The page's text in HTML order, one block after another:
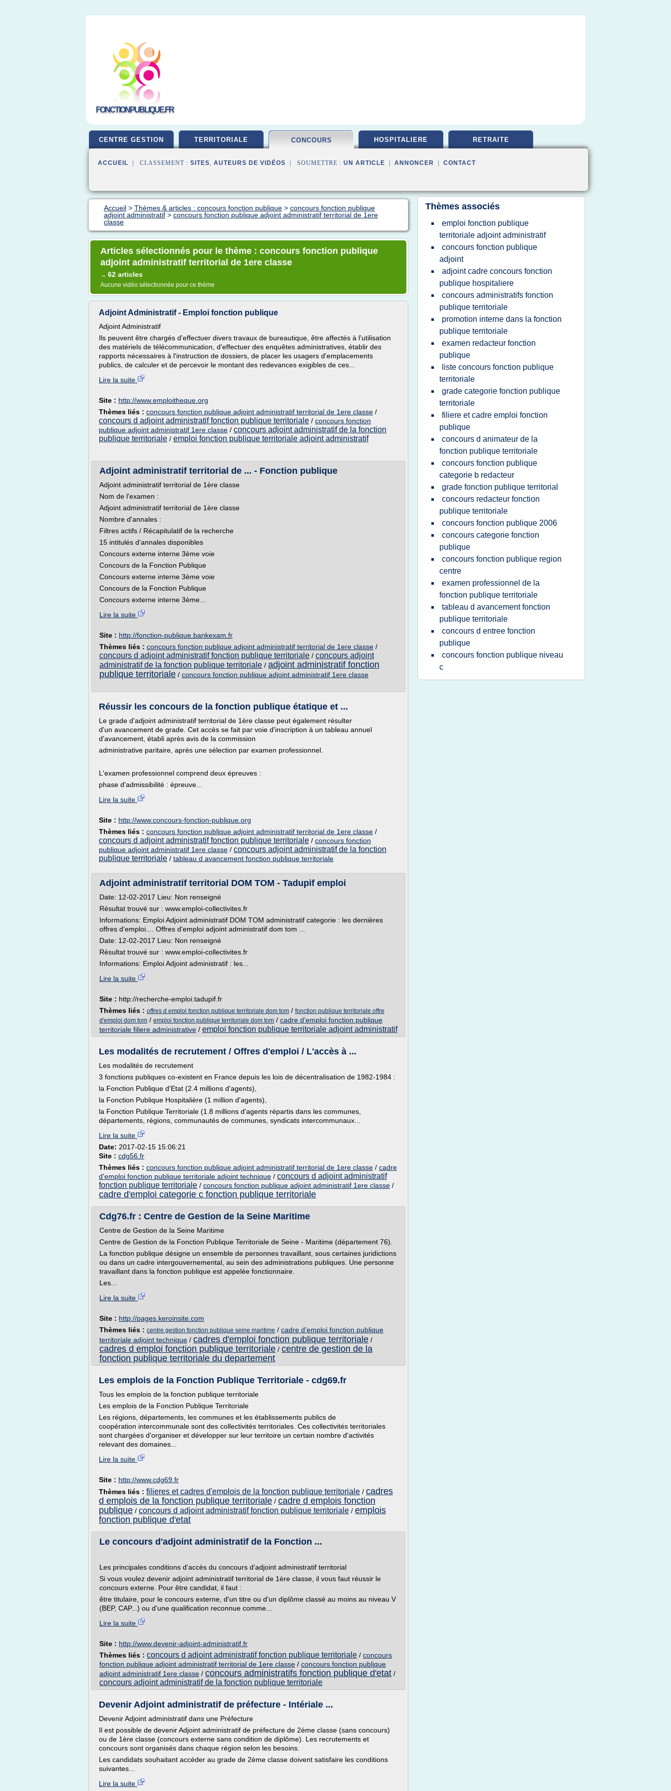
FONCTIONPUBLIQUE.FR
CENTRE GESTION TERRITORIALE CONCOURS HOSPITALIERE RETRAITE
ACCUEIL | CLASSEMENT : SITES, AUTEURS DE VIDÉOS | SOUMETTRE : UN ARTICLE ANNONCER CONTACT
Accueil > Thèmes & articles : concours fonction publique > concours fonction publique
adjoint administratif > concours fonction publique adjoint administratif territorial de 1ere
classe
Articles sélectionnés pour le thème : concours fonction publique
adjoint administratif territorial de 1ere classe
→ 62 articles
Aucune vidéo sélectionnée pour ce thème
Adjoint Administratif - Emploi fonction publique
Adjoint Administratif
Ils peuvent être chargés d'effectuer divers travaux de bureautique, être affectés à l'utilisation
des matériels de télécommunication, d'effectuer des enquêtes administratives, établir des
rapports nécessaires à l'instruction de dossiers, de placer les usagers d'emplacements
publics, de calculer et de percevoir le montant des redevances exigibles de ces...
Lire la suite
Site : http://www.emploitheque.org
Thèmes liés : concours fonction publique adjoint administratif territorial de 1ere classe /
concours d adjoint administratif fonction publique territoriale / concours fonction
publique adjoint administratif 1ere classe / concours adjoint administratif de la fonction
publique territoriale / emploi fonction publique territoriale adjoint administratif
Adjoint administratif territorial de ... - Fonction publique
Adjoint administratif territorial de 1ère classe
Nom de l'examen :
Adjoint administratif territorial de 1ère classe
Nombre d'annales :
Filtres actifs / Récapitulatif de la recherche
15 intitulés d'annales disponibles
Concours externe interne 3ème voie
Concours de la Fonction Publique
Concours externe interne 3ème voie
Concours de la Fonction Publique
Concours externe interne 3ème...
Lire la suite
Site : http://fonction-publique.bankexam.fr
Thèmes liés : concours fonction publique adjoint administratif territorial de 1ere classe /
concours d adjoint administratif fonction publique territoriale / concours adjoint
administratif de la fonction publique territoriale / adjoint administratif fonction
publique territoriale / concours fonction publique adjoint administratif 1ere classe
Réussir les concours de la fonction publique étatique et ...
Le grade d'adjoint administratif territorial de 1ère classe peut également résulter
d'un avancement de grade. Cet accès se fait par voie d'inscription à un tableau annuel
d'avancement, établi après avis de la commission
administrative paritaire, après une sélection par examen professionnel.
L'examen professionnel comprend deux épreuves :
phase d'admissibilité : épreuve...
Lire la suite
Site : http://www.concours-fonction-publique.org
Thèmes liés : concours fonction publique adjoint administratif territorial de 1ere classe /
concours d adjoint administratif fonction publique territoriale / concours fonction
publique adjoint administratif 1ere classe / concours adjoint administratif de la fonction
publique territoriale / tableau d avancement fonction publique territoriale
Adjoint administratif territorial DOM TOM - Tadupif emploi
Date: 12-02-2017 Lieu: Non renseigné
Résultat trouvé sur : www.emploi-collectivites.fr
Informations: Emploi Adjoint administratif DOM TOM administratif categorie : les dernières
offres d'emploi.... Offres d'emploi adjoint administratif dom tom ...
Date: 12-02-2017 Lieu: Non renseigné
Résultat trouvé sur : www.emploi-collectivites.fr
Informations: Emploi Adjoint administratif : les...
Lire la suite
Site : http://recherche-emploi.tadupif.fr
Thèmes liés : offres d emploi fonction publique territoriale dom tom / fonction publique territoriale offre
d'emploi dom tom / emploi fonction publique territoriale dom tom / cadre d'emploi fonction publique
territoriale filiere administrative / emploi fonction publique territoriale adjoint administratif
Les modalités de recrutement / Offres d'emploi / L'accès à ...
Les modalités de recrutement
3 fonctions publiques co-existent en France depuis les lois de décentralisation de 1982-1984 :
la Fonction Publique d'Etat (2.4 millions d'agents),
la Fonction Publique Hospitalière (1 million d'agents),
la Fonction Publique Territoriale (1.8 millions d'agents répartis dans les communes,
départements, régions, communautés de communes, syndicats intercommunaux...
Lire la suite
Date: 2017-02-15 15:06:21
Site : cdg56.fr
Thèmes liés : concours fonction publique adjoint administratif territorial de 1ere classe / cadre
d'emploi fonction publique territoriale adjoint technique / concours d adjoint administratif
fonction publique territoriale / concours fonction publique adjoint administratif 1ere classe /
cadre d'emploi categorie c fonction publique territoriale
Cdg76.fr : Centre de Gestion de la Seine Maritime
Centre de Gestion de la Seine Maritime
Centre de Gestion de la Fonction Publique Territoriale de Seine - Maritime (département 76).
La fonction publique désigne un ensemble de personnes travaillant, sous certaines juridictions
ou dans un cadre intergouvernemental, au sein des administrations publiques. Une personne
travaillant dans la fonction publique est appelée fonctionnaire.
Les...
Lire la suite
Site : http://pages.keroinsite.com
Thèmes liés : centre gestion fonction publique seine maritime / cadre d'emploi fonction publique
territoriale adjoint technique / cadres d'emploi fonction publique territoriale /
cadres d emploi fonction publique territoriale / centre de gestion de la
fonction publique territoriale du departement
Les emplois de la Fonction Publique Territoriale - cdg69.fr
Tous les emplois de la fonction publique territoriale
Les emplois de la Fonction Publique Territoriale
Les régions, départements, les communes et les établissements publics de
coopération intercommunale sont des collectivités territoriales. Ces collectivités territoriales
sont chargées d'organiser et développer sur leur territoire un certain nombre d'activités
relevant des domaines...
Lire la suite
Site : http://www.cdg69.fr
Thèmes liés : filieres et cadres d'emplois de la fonction publique territoriale / cadres
d emplois de la fonction publique territoriale / cadre d emplois fonction
publique / concours d adjoint administratif fonction publique territoriale / emplois
fonction publique d'etat
Le concours d'adjoint administratif de la Fonction ...
Les principales conditions d'accès du concours d'adjoint administratif territorial
Si vous voulez devenir adjoint administratif territorial de 1ère classe, il vous faut réussir le
concours externe. Pour être candidat, il faut :
être titulaire, pour le concours externe, d'un titre ou d'un diplôme classé au moins au niveau V
(BEP, CAP...) ou d'une qualification reconnue comme...
Lire la suite
Site : http://www.devenir-adjoint-administratif.fr
Thèmes liés : concours d adjoint administratif fonction publique territoriale / concours
fonction publique adjoint administratif territorial de 1ere classe / concours fonction publique
adjoint administratif 1ere classe / concours administratifs fonction publique d'etat /
concours adjoint administratif de la fonction publique territoriale
Devenir Adjoint administratif de préfecture - Intériale ...
Devenir Adjoint administratif dans une Préfecture
Il est possible de devenir Adjoint administratif de préfecture de 2ème classe (sans concours)
ou de 1ère classe (concours externe sans condition de diplôme). Les recrutements et
concours sont organisés dans chaque région selon les besoins.
Les candidats souhaitant accéder au grade de 2ème classe doivent satisfaire les conditions
suivantes...
Lire la suite
Thèmes associés
emploi fonction publique
territoriale adjoint administratif
concours fonction publique
adjoint
adjoint cadre concours fonction
publique hospitaliere
concours administratifs fonction
publique territoriale
promotion interne dans la fonction
publique territoriale
examen redacteur fonction
publique
liste concours fonction publique
territoriale
grade categorie fonction publique
territoriale
filiere et cadre emploi fonction
publique
concours d animateur de la
fonction publique territoriale
concours fonction publique
categorie b redacteur
grade fonction publique territorial
concours redacteur fonction
publique territoriale
concours fonction publique 2006
concours categorie fonction
publique
concours fonction publique region
centre
examen professionnel de la
fonction publique territoriale
tableau d avancement fonction
publique territoriale
concours d entree fonction
publique
concours fonction publique niveau
c